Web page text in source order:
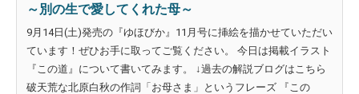
～別の生で愛してくれた母～
9月14日(土)発売の『ゆほびか』11月号に挿絵を描かせていただい
ています！ぜひお手に取ってご覧ください。 今日は掲載イラスト
『この道』について書いてみます。 ↓過去の解説ブログはこちら
破天荒な北原白秋の作詞「お母さま」というフレーズ 『この